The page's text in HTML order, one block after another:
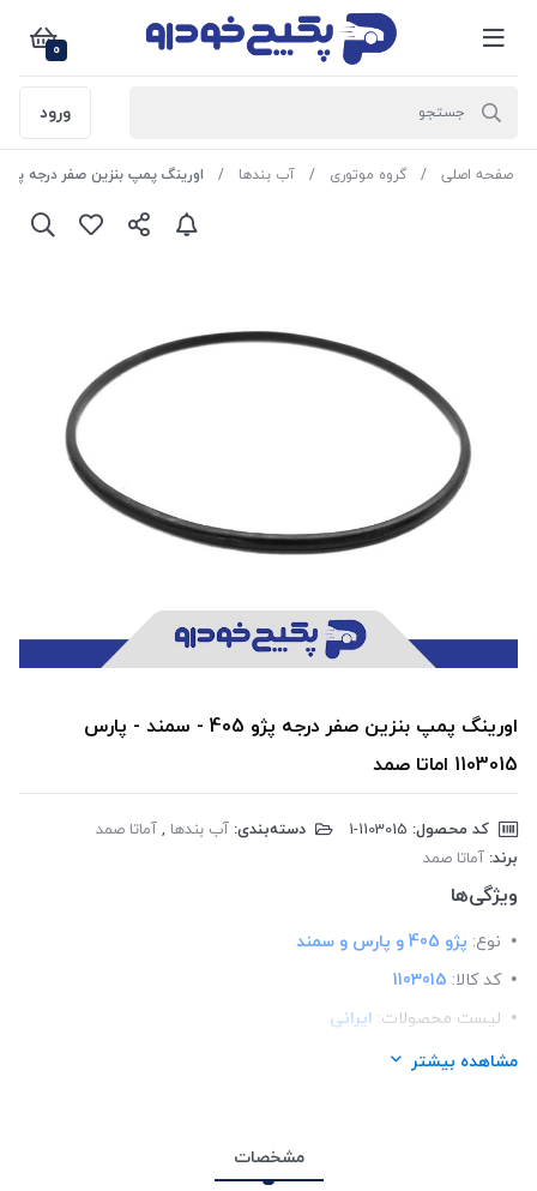
0
ورود
صفحه اصلی گروه موتوری آب بندها اورینگ پمپ بنزین صفر درجه پژو 405 - سمند - پارس 1103015 اماتا صمد
اورینگ پمپ بنزین صفر درجه پژو 405 - سمند - پارس
1103015 اماتا صمد
کد محصول: دسته‌بندی: آب بندها ,آماتا صمد
برند: آماتا صمد
ویژگی‌ها
نوع: پژو 405 و پارس و سمند
کد کالا: 1103015
لیست محصولات: ایرانی
برند:اماتا صمد
مشاهده بیشتر
مشخصات